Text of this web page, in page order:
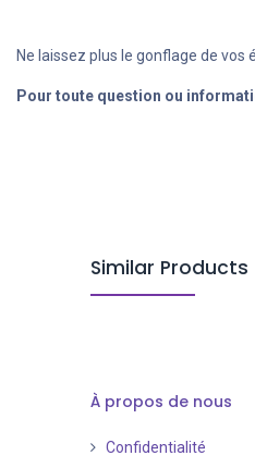
Ne laissez plus le gonflage de
Pour toute question ou
Similar Products
À propos de nous
Confidentialité